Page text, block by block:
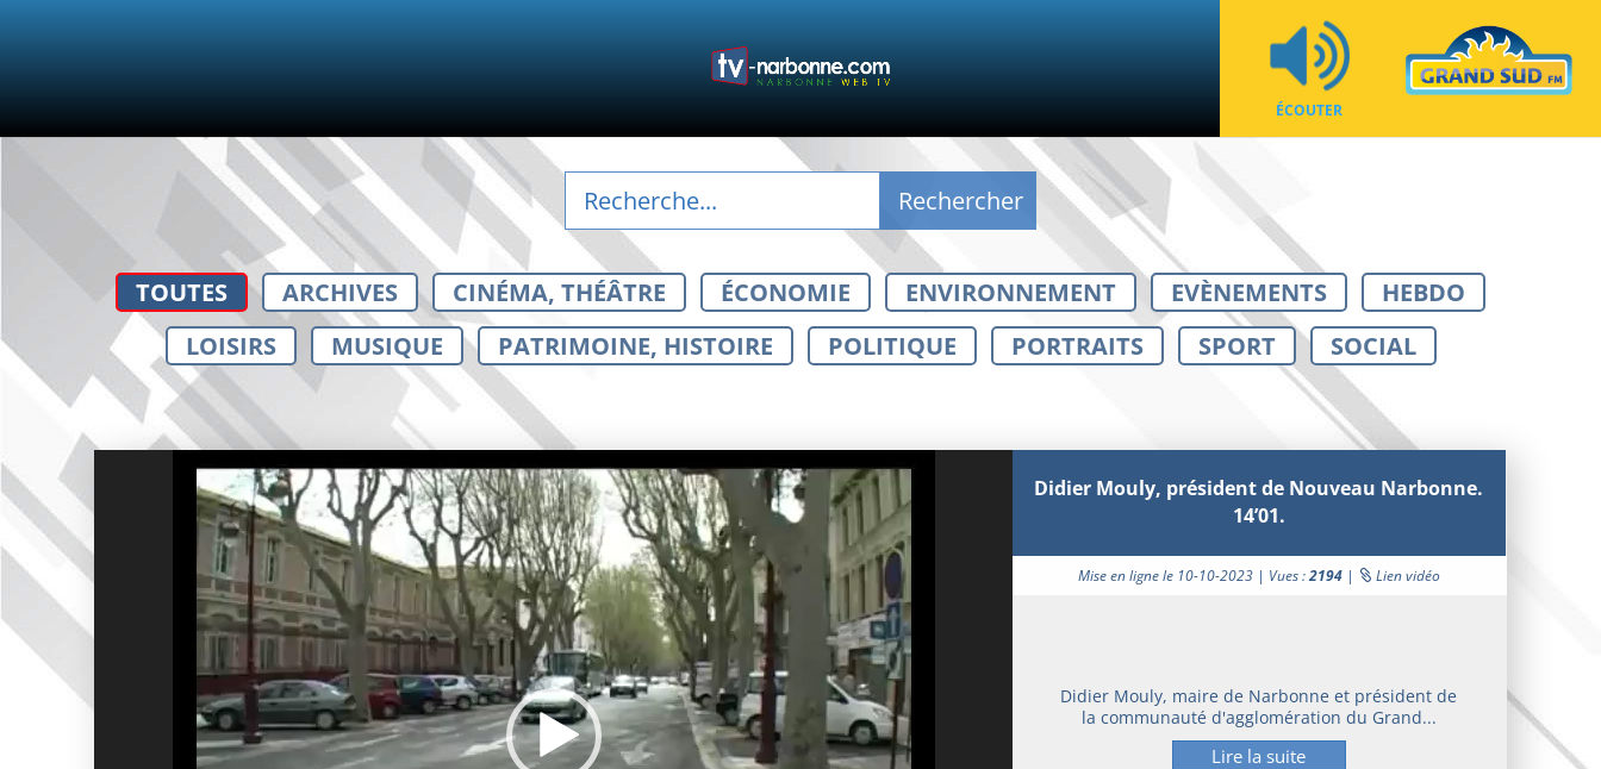
ÉCOUTER
TOUTES ARCHIVES CINÉMA, THÉÂTRE ÉCONOMIE ENVIRONNEMENT EVÈNEMENTS
HEBDO
LOISIRS
MUSIQUE PATRIMOINE, HISTOIRE POLITIQUE PORTRAITS SPORT SOCIAL
Lecteur
vidéo
Didier Mouly, président de Nouveau Narbonne.
14’01.
Mise en ligne le 10-10-2023 | Vues :2194 | Lien vidéo
Didier Mouly, maire de Narbonne et président de
la communauté d'agglomération du Grand...
Lire la suite